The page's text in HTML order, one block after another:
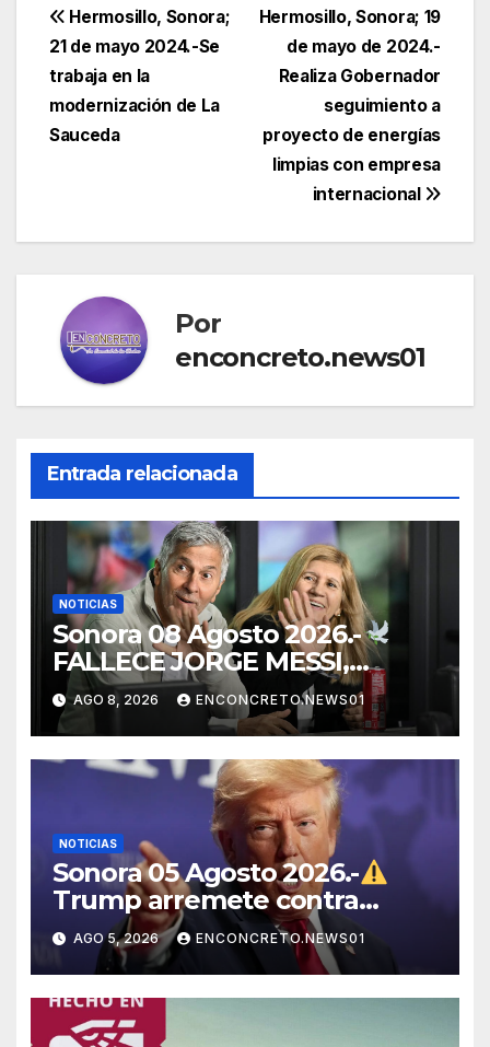
Navegación
de
entradas
Hermosillo, Sonora; 19
de mayo de 2024.-
Realiza Gobernador
seguimiento a
proyecto de energías
limpias con empresa
internacional
Hermosillo, Sonora;
21 de mayo 2024.-Se
trabaja en la
modernización de La
Sauceda
Por
enconcreto.news01
Entrada relacionada
NOTICIAS
Sonora 08 Agosto 2026.-
FALLECE JORGE MESSI,
PADRE Y REPRESENTANTE
DE LIONEL MESSI, A LOS 68
AÑOS
AGO 8, 2026 ENCONCRETO.NEWS01
NOTICIAS
Sonora 05 Agosto 2026.-
Trump arremete contra
México, Canadá y otras
potencias por supuestos
abusos comerciales
AGO 5, 2026 ENCONCRETO.NEWS01